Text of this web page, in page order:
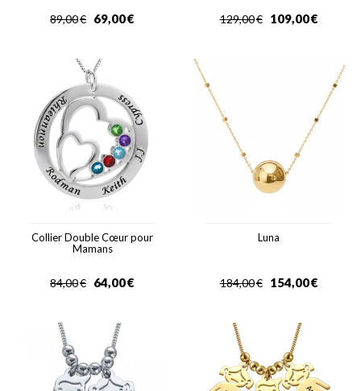
€
89,00 €
69,00 €
129,00 €
109,00
Collier Double Cœur pour
Mamans
€
84,00 €
64,00
Luna
€
184,00 €
154,00